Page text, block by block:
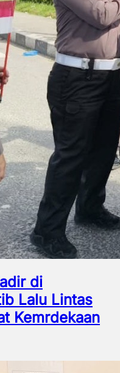
di
Lalu Lintas
Kemrdekaan